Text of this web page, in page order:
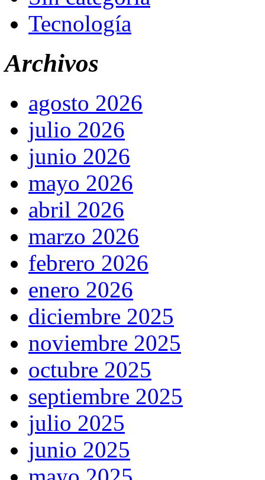
Tecnología
Archivos
agosto 2026
julio 2026
junio 2026
mayo 2026
abril 2026
marzo 2026
febrero 2026
enero 2026
diciembre 2025
noviembre 2025
octubre 2025
septiembre 2025
julio 2025
junio 2025